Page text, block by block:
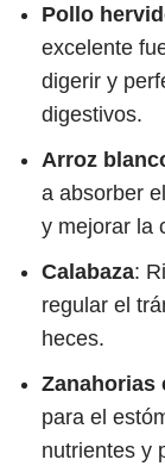
Pollo
excelente
digerir y
digestivos.
Arroz
a absorber
y mejorar la
Calabaza:
regular el
heces.
Zanahorias
para el
nutrientes y